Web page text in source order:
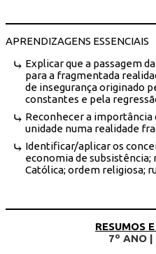
APRENDIZAGENS ESSENCIAIS
Explicar que a passagem
para a fragmentada
de insegurança originado
constantes e pela
Reconhecer a
unidade numa realidade
Identificar/aplicar os
economia de subsistência;
Católica; ordem religiosa;
RESUMOS
7º ANO |